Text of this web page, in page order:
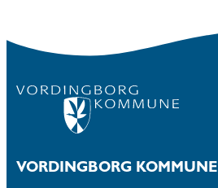
VORDINGBORG KOMMUNE